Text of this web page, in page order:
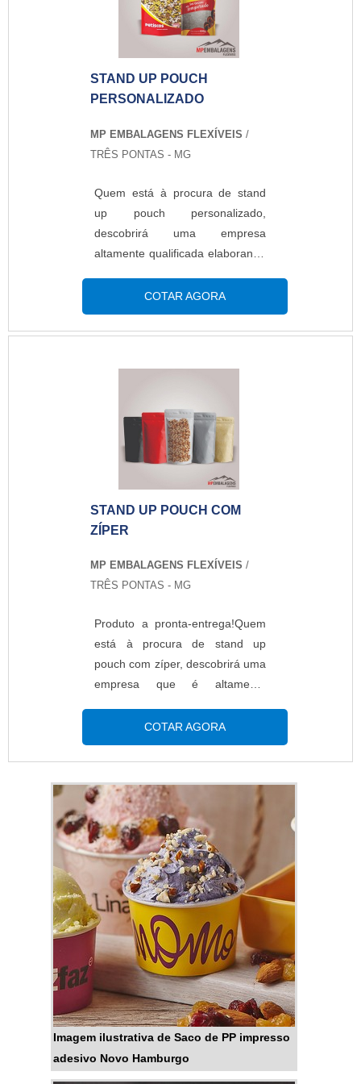
vezes, sem danificar o material.O
PRODUTO GARANTE UMA
SÉRIE DE BENEFÍCIOSOs
STAND UP POUCH
PERSONALIZADO
MP EMBALAGENS FLEXÍVEIS /
TRÊS PONTAS - MG
Quem está à procura de stand
up pouch personalizado,
descobrirá uma empresa
altamente qualificada elaborando
melhor companhia do segmento
e encontrando sofisticação e
preço justo em um só
cliente poderá contar com
proteção e com as melhores
soluções para embalagens
plásticas.MAIS DETALHES
PERSONALIZADOA MP
Embalagens Flexíveis foca sua
energia em produzir uma
estrutura aos clientes com
Embalagens Flexíveis se mostra
referência por ter: Melhores
soluções para embalagens
plásticas; Impressão de
embalagens em até 8 cores;
Melhores tecnologias do
mercado para entregar um
produto de extrema qualidade;
Sistema de atendimento
eficaz.Ainda com uma visão
analítica sobre stand up pouch
personalizado, mais do que visar
apenas lucratividade, deve
oferecer produtos e serviços que
tenham ótima qualidade e
COTAR AGORA
STAND UP POUCH COM
ZÍPER
MP EMBALAGENS FLEXÍVEIS /
TRÊS PONTAS - MG
Produto a pronta-entrega!Quem
está à procura de stand up
pouch com zíper, descobrirá uma
empresa que é altamente
orçamento detalhado na melhor
companhia do segmento e
encontrando sofisticação e preço
justo em um só
lugar.INFORMAÇÕES
RELEVANTES SOBRE STAND
UP POUCH COM ZÍPERSe
alguém quer achar stand up
pouch com zíper em uma
empresa comprometida com
seus serviços, acha a MP
Embalagens Flexíveis. Atuando
com filmes plásticos e rótulos
para embalagens, a companhia
oferece sempre a melhor opção
para o cliente final.Sem trocar o
foco sobre stand up pouch com
zíper, na essência da empresa, a
COTAR AGORA
Imagem ilustrativa de Saco de PP impresso
adesivo Novo Hamburgo